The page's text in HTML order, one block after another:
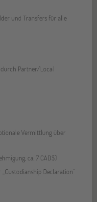
und Transfers für alle
Partner/Local
Vermittlung über
ca. 7 CAD$)
Declaration“